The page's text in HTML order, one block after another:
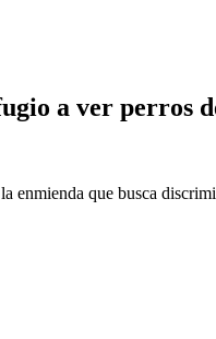
a ver perros
enmienda que busca